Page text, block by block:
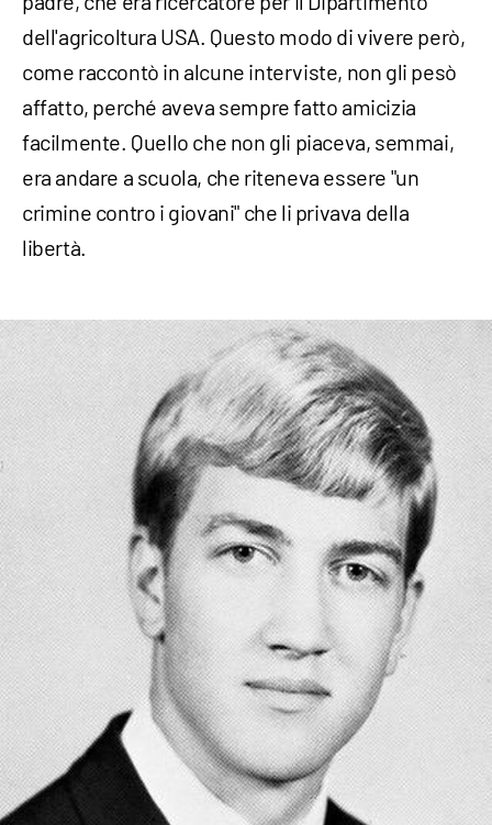
dell'agricoltura USA. Questo modo di vivere però,
come raccontò in alcune interviste, non gli pesò
affatto, perché aveva sempre fatto amicizia
facilmente. Quello che non gli piaceva, semmai,
era andare a scuola, che riteneva essere "un
crimine contro i giovani" che li privava della
libertà.